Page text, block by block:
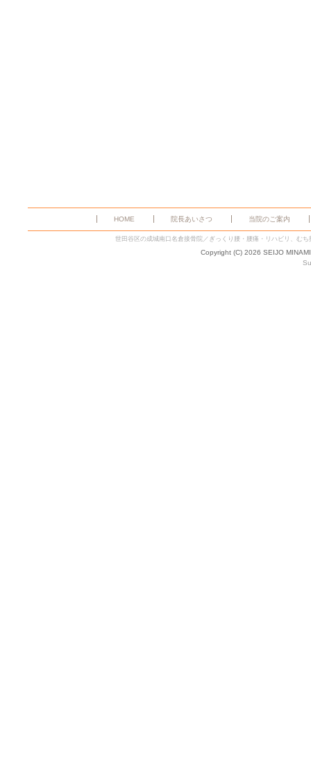
HOME 院長あいさつ 当院のご案内
世田谷区の成城南口名倉接骨院／ぎっくり腰・腰痛・リハビリ、む
Copyright (C) 2026 SEIJO